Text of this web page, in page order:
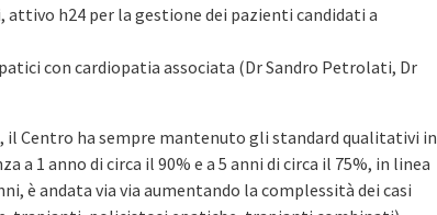
h24 per la gestione dei pazienti candidati a
con cardiopatia associata (Dr Sandro Petrolati, Dr
Centro ha sempre mantenuto gli standard qualitativi in
a 1 anno di circa il 90% e a 5 anni di circa il 75%, in linea
è andata via via aumentando la complessità dei casi